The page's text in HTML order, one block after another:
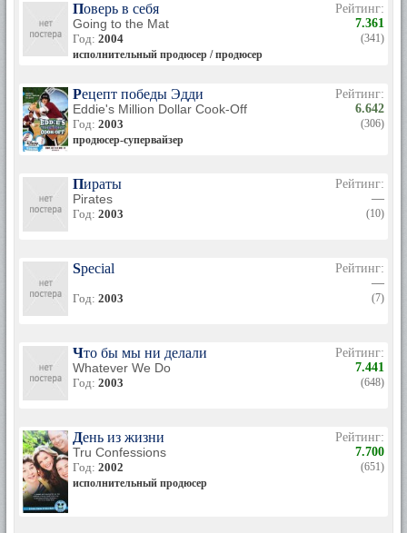
Поверь в себя
Going to the Mat
Год: 2004
исполнительный продюсер / продюсер
Рейтинг:
7.361
(341)
Рецепт победы Эдди
Eddie's Million Dollar Cook-Off
Год: 2003
продюсер-супервайзер
Рейтинг:
6.642
(306)
Пираты
Pirates
Год: 2003
Рейтинг:
—
(10)
Special
Год: 2003
Рейтинг:
—
(7)
Что бы мы ни делали
Whatever We Do
Год: 2003
Рейтинг:
7.441
(648)
День из жизни
Tru Confessions
Год: 2002
исполнительный продюсер
Рейтинг:
7.700
(651)